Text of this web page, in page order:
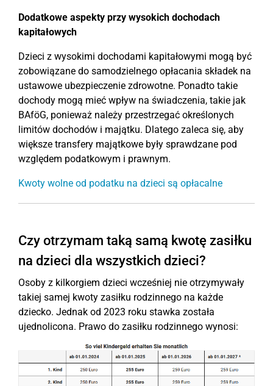
Dodatkowe aspekty przy wysokich dochodach
kapitałowych
Dzieci z wysokimi dochodami kapitałowymi mogą być
zobowiązane do samodzielnego opłacania składek na
ustawowe ubezpieczenie zdrowotne. Ponadto takie
dochody mogą mieć wpływ na świadczenia, takie jak
BAföG, ponieważ należy przestrzegać określonych
limitów dochodów i majątku. Dlatego zaleca się, aby
większe transfery majątkowe były sprawdzane pod
względem podatkowym i prawnym.
Kwoty wolne od podatku na dzieci są opłacalne
Czy otrzymam taką samą kwotę zasiłku
na dzieci dla wszystkich dzieci?
Osoby z kilkorgiem dzieci wcześniej nie otrzymywały
takiej samej kwoty zasiłku rodzinnego na każde
dziecko. Jednak od 2023 roku stawka została
ujednolicona. Prawo do zasiłku rodzinnego wynosi: